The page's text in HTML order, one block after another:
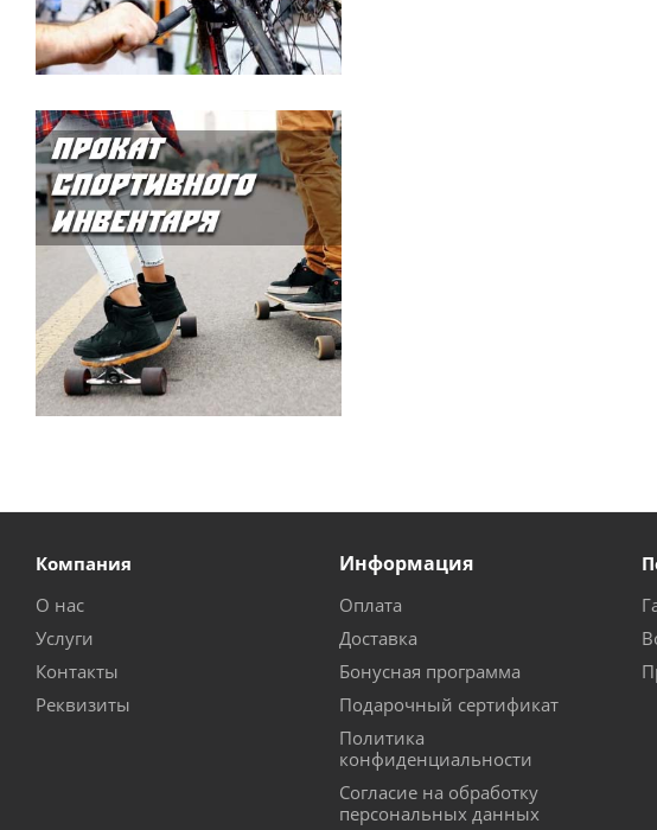
Компания
О нас
Услуги
Контакты
Реквизиты
Информация
Оплата
Доставка
Бонусная программа
Подарочный сертификат
Политика
конфиденциальности
Согласие на обработку
персональных данных